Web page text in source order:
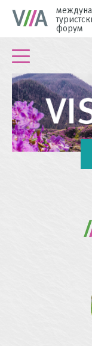
форум